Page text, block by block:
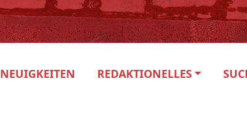
NEUIGKEITEN REDAKTIONELLES